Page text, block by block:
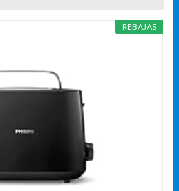
REBAJAS